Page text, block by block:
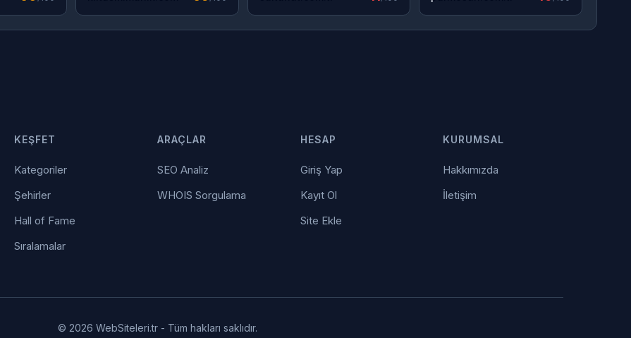
KEŞFET
Kategoriler
Şehirler
Hall of Fame
Sıralamalar
ARAÇLAR
SEO Analiz
WHOIS Sorgulama
HESAP
Giriş Yap
Kayıt Ol
Site Ekle
KURUMSAL
Hakkımızda
İletişim
© 2026 WebSiteleri.tr - Tüm hakları saklıdır.